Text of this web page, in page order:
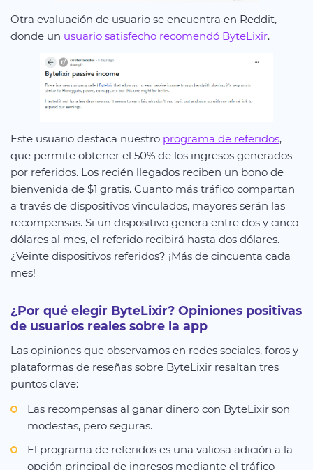
Otra evaluación de usuario se encuentra en Reddit,
donde un usuario satisfecho recomendó ByteLixir.
Este usuario destaca nuestro programa de referidos,
que permite obtener el 50% de los ingresos generados
por referidos. Los recién llegados reciben un bono de
bienvenida de $1 gratis. Cuanto más tráfico compartan
a través de dispositivos vinculados, mayores serán las
recompensas. Si un dispositivo genera entre dos y cinco
dólares al mes, el referido recibirá hasta dos dólares.
¿Veinte dispositivos referidos? ¡Más de cincuenta cada
mes!
¿Por qué elegir ByteLixir? Opiniones positivas
de usuarios reales sobre la app
Las opiniones que observamos en redes sociales, foros y
plataformas de reseñas sobre ByteLixir resaltan tres
puntos clave:
Las recompensas al ganar dinero con ByteLixir son
modestas, pero seguras.
El programa de referidos es una valiosa adición a la
opción principal de ingresos mediante el tráfico